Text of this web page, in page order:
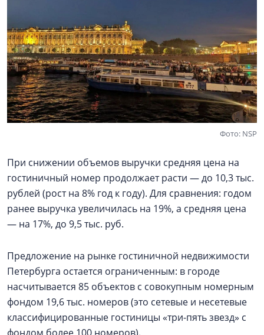
Фото: NSP
При снижении объемов выручки средняя цена на
гостиничный номер продолжает расти — до 10,3 тыс.
рублей (рост на 8% год к году). Для сравнения: годом
ранее выручка увеличилась на 19%, а средняя цена
— на 17%, до 9,5 тыс. руб.
Предложение на рынке гостиничной недвижимости
Петербурга остается ограниченным: в городе
насчитывается 85 объектов с совокупным номерным
фондом 19,6 тыс. номеров (это сетевые и несетевые
классифицированные гостиницы «три-пять звезд» с